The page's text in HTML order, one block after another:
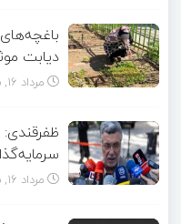
دیابت
مرداد ۱۶, ۱۴۰۵
مرداد ۱۶, ۱۴۰۵